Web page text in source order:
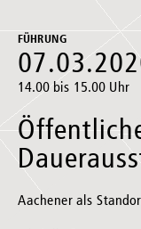
FÜHRUNG
14.00 bis 15.00 Uhr
Aachener als